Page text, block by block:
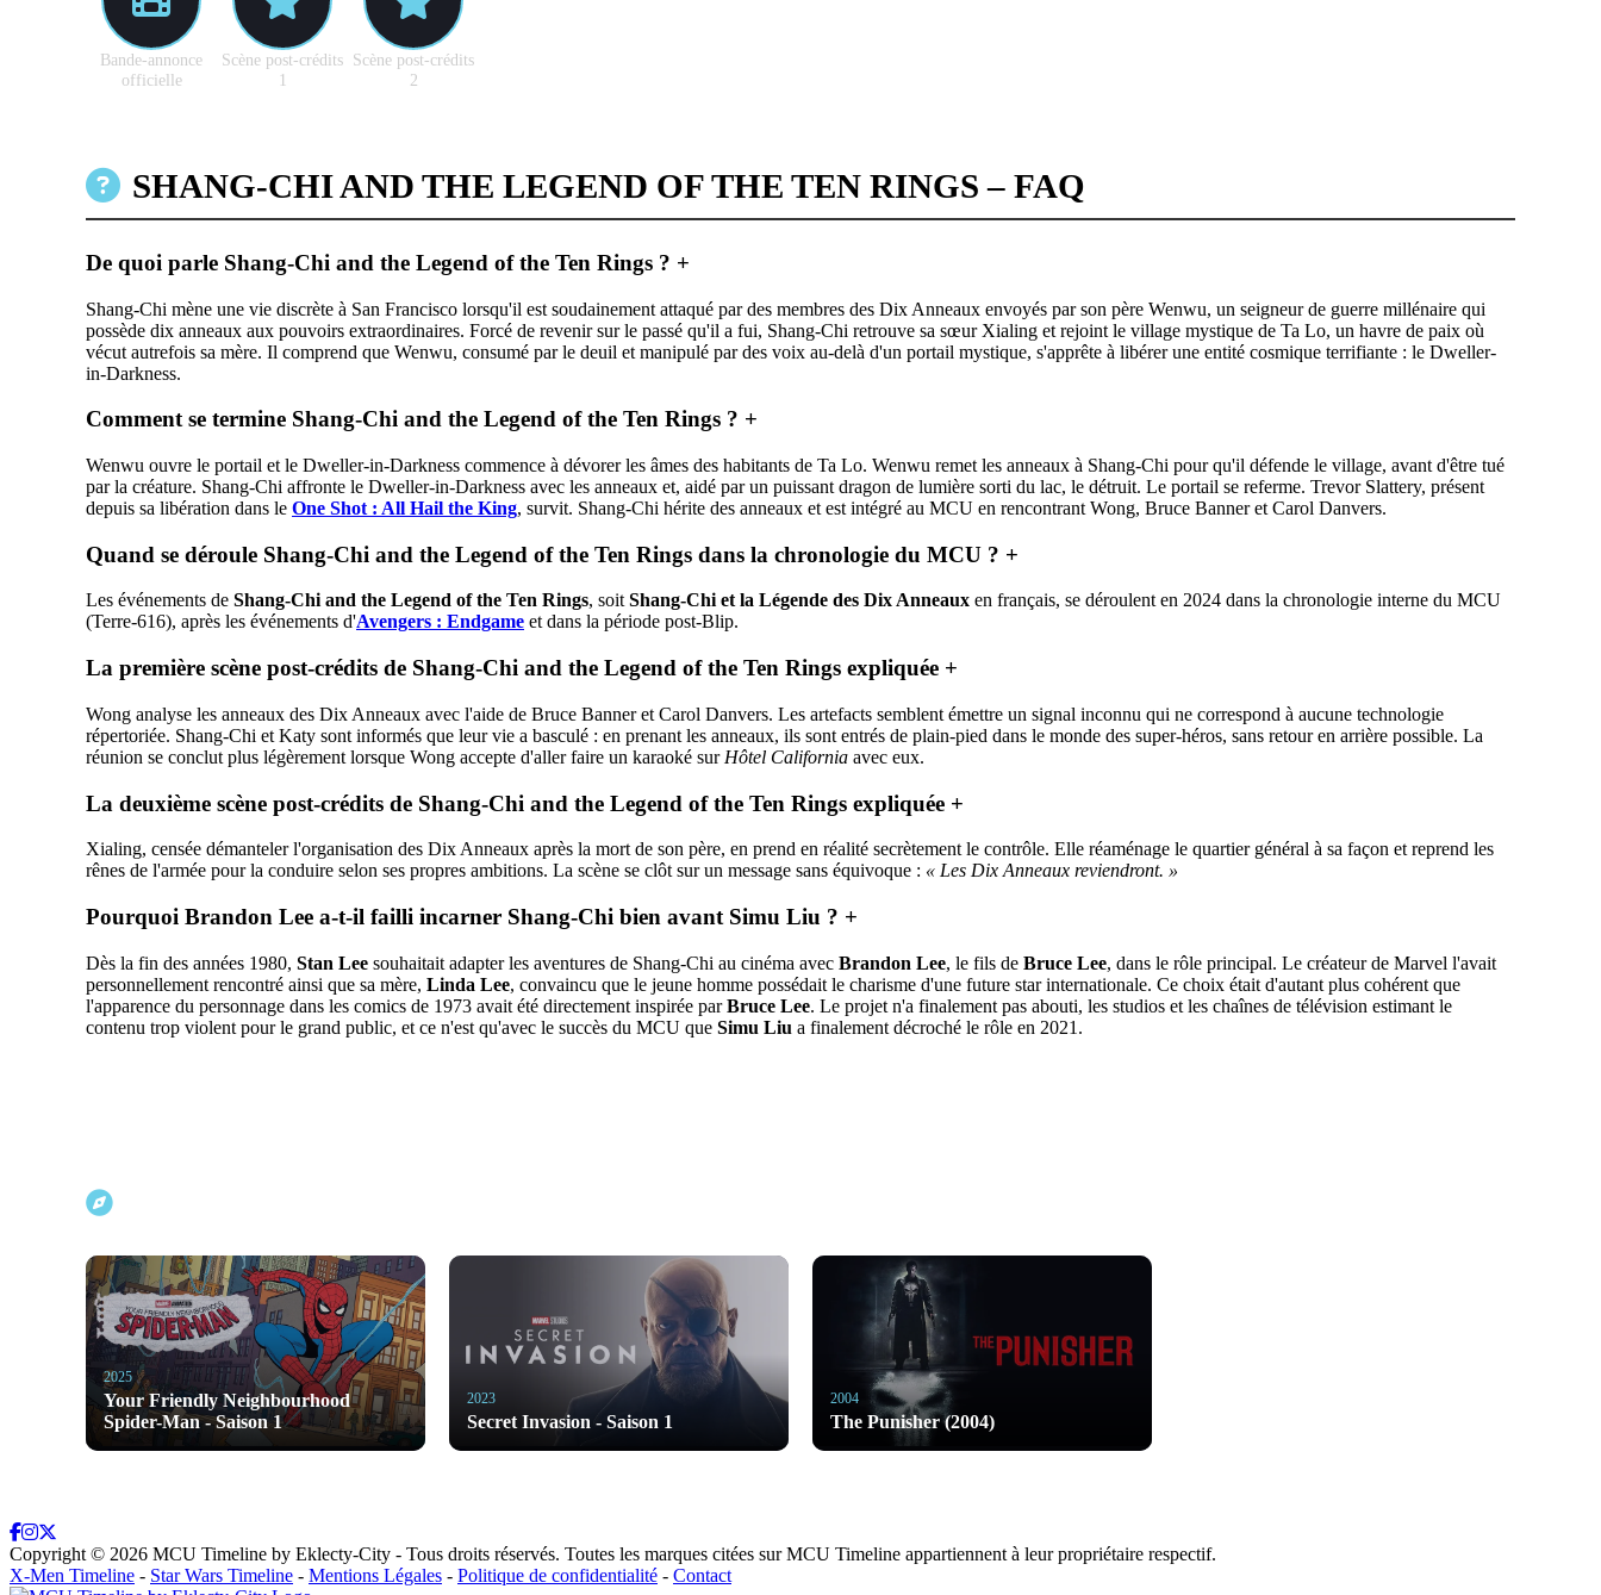
Bande-annonce
officielle
Scène post-crédits
1
Scène post-crédits
2
SHANG-CHI AND THE LEGEND OF THE TEN RINGS – FAQ
De quoi parle Shang-Chi and the Legend of the Ten Rings ? +
Shang-Chi mène une vie discrète à San Francisco lorsqu'il est soudainement attaqué par des membres des Dix Anneaux envoyés par son père Wenwu, un seigneur de guerre millénaire qui
possède dix anneaux aux pouvoirs extraordinaires. Forcé de revenir sur le passé qu'il a fui, Shang-Chi retrouve sa sœur Xialing et rejoint le village mystique de Ta Lo, un havre de paix où
vécut autrefois sa mère. Il comprend que Wenwu, consumé par le deuil et manipulé par des voix au-delà d'un portail mystique, s'apprête à libérer une entité cosmique terrifiante : le Dweller-
in-Darkness.
Comment se termine Shang-Chi and the Legend of the Ten Rings ? +
Wenwu ouvre le portail et le Dweller-in-Darkness commence à dévorer les âmes des habitants de Ta Lo. Wenwu remet les anneaux à Shang-Chi pour qu'il défende le village, avant d'être tué
par la créature. Shang-Chi affronte le Dweller-in-Darkness avec les anneaux et, aidé par un puissant dragon de lumière sorti du lac, le détruit. Le portail se referme. Trevor Slattery, présent
depuis sa libération dans le One Shot : All Hail the King, survit. Shang-Chi hérite des anneaux et est intégré au MCU en rencontrant Wong, Bruce Banner et Carol Danvers.
Quand se déroule Shang-Chi and the Legend of the Ten Rings dans la chronologie du MCU ? +
Les événements de Shang-Chi and the Legend of the Ten Rings, soit Shang-Chi et la Légende des Dix Anneaux en français, se déroulent en 2024 dans la chronologie interne du MCU
(Terre-616), après les événements d'Avengers : Endgame et dans la période post-Blip.
La première scène post-crédits de Shang-Chi and the Legend of the Ten Rings expliquée +
Wong analyse les anneaux des Dix Anneaux avec l'aide de Bruce Banner et Carol Danvers. Les artefacts semblent émettre un signal inconnu qui ne correspond à aucune technologie
répertoriée. Shang-Chi et Katy sont informés que leur vie a basculé : en prenant les anneaux, ils sont entrés de plain-pied dans le monde des super-héros, sans retour en arrière possible. La
réunion se conclut plus légèrement lorsque Wong accepte d'aller faire un karaoké sur Hôtel California avec eux.
La deuxième scène post-crédits de Shang-Chi and the Legend of the Ten Rings expliquée +
Xialing, censée démanteler l'organisation des Dix Anneaux après la mort de son père, en prend en réalité secrètement le contrôle. Elle réaménage le quartier général à sa façon et reprend les
rênes de l'armée pour la conduire selon ses propres ambitions. La scène se clôt sur un message sans équivoque : « Les Dix Anneaux reviendront. »
Pourquoi Brandon Lee a-t-il failli incarner Shang-Chi bien avant Simu Liu ? +
Dès la fin des années 1980, Stan Lee souhaitait adapter les aventures de Shang-Chi au cinéma avec Brandon Lee, le fils de Bruce Lee, dans le rôle principal. Le créateur de Marvel l'avait
personnellement rencontré ainsi que sa mère, Linda Lee, convaincu que le jeune homme possédait le charisme d'une future star internationale. Ce choix était d'autant plus cohérent que
l'apparence du personnage dans les comics de 1973 avait été directement inspirée parBruce Lee. Le projet n'a finalement pas abouti, les studios et les chaînes de télévision estimant le
contenu trop violent pour le grand public, et ce n'est qu'avec le succès du MCU que Simu Liu a finalement décroché le rôle en 2021.
2025
Your Friendly Neighbourhood
Spider-Man - Saison 1
2023
Secret Invasion - Saison 1
2004
The Punisher (2004)
Copyright © 2026 MCU Timeline by Eklecty-City - Tous droits réservés. Toutes les marques citées sur MCU Timeline appartiennent à leur propriétaire respectif.
X-Men Timeline - Star Wars Timeline - Mentions Légales - Politique de confidentialité - Contact